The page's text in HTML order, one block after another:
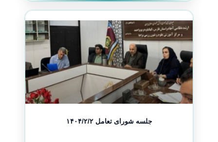
جلسه شورای تعامل ۱۴۰۴/۲/۲